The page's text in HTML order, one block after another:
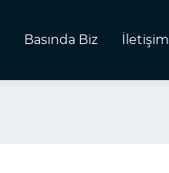
Basında Biz İletişim